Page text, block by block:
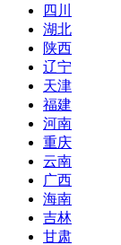
四川
湖北
陕西
辽宁
天津
福建
河南
重庆
云南
广西
海南
吉林
甘肃